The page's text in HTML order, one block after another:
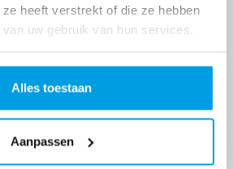
heeft verstrekt of die ze hebben
uw gebruik van hun services.
Alles toestaan
Aanpassen